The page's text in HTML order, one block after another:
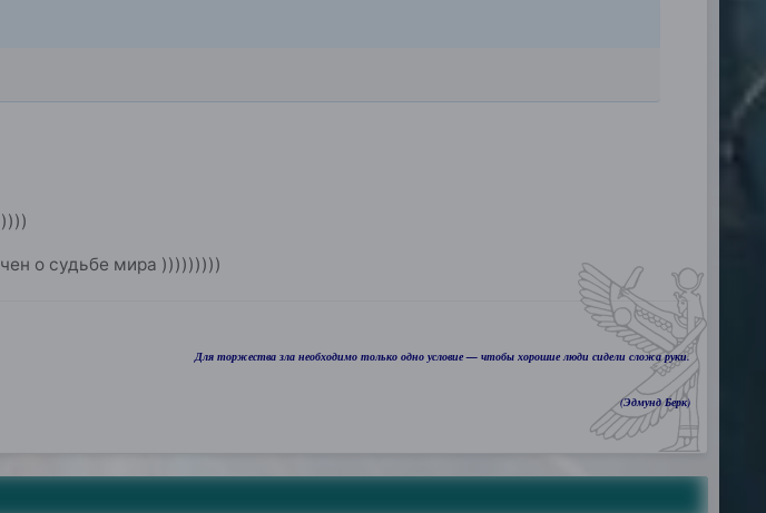
о судьбе мира )))))))))
Для торжества зла необходимо только одно условие — чтобы хорошие люди сидели сложа руки.
(Эдмунд Берк)